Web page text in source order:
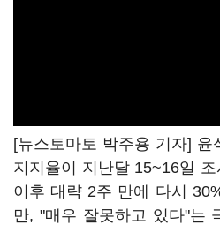
[뉴스토마토 박주용 기자] 윤
지지율이 지난달 15~16일
이후 대략 2주 만에 다시
만, "매우 잘못하고 있다"는